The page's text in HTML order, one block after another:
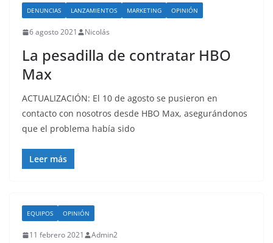
DENUNCIAS LANZAMIENTOS MARKETING OPINIÓN
6 agosto 2021 Nicolás
La pesadilla de contratar HBO
Max
ACTUALIZACIÓN: El 10 de agosto se pusieron en
contacto con nosotros desde HBO Max, asegurándonos
que el problema había sido
Leer más
EQUIPOS OPINIÓN
11 febrero 2021 Admin2